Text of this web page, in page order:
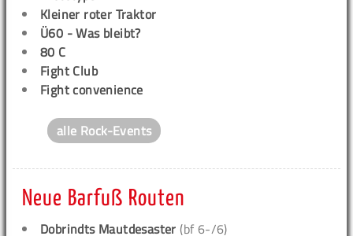
Kleiner roter Traktor
Ü60 - Was bleibt?
80 C
Fight Club
Fight convenience
alle Rock-Events
Neue Barfuß Routen
Dobrindts Mautdesaster (bf 6-/6)